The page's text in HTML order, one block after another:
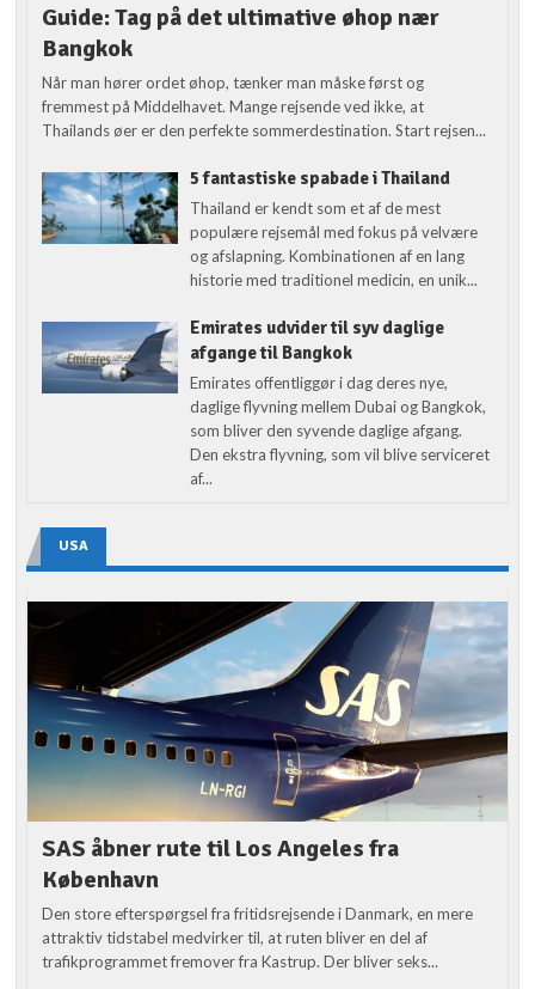
Guide: Tag på det ultimative øhop nær
Bangkok
Når man hører ordet øhop, tænker man måske først og
fremmest på Middelhavet. Mange rejsende ved ikke, at
Thailands øer er den perfekte sommerdestination. Start rejsen...
5 fantastiske spabade i Thailand
Thailand er kendt som et af de mest
populære rejsemål med fokus på velvære
og afslapning. Kombinationen af en lang
historie med traditionel medicin, en unik...
Emirates udvider til syv daglige
afgange til Bangkok
Emirates offentliggør i dag deres nye,
daglige flyvning mellem Dubai og Bangkok,
som bliver den syvende daglige afgang.
Den ekstra flyvning, som vil blive serviceret
af...
USA
SAS åbner rute til Los Angeles fra
København
Den store efterspørgsel fra fritidsrejsende i Danmark, en mere
attraktiv tidstabel medvirker til, at ruten bliver en del af
trafikprogrammet fremover fra Kastrup. Der bliver seks...